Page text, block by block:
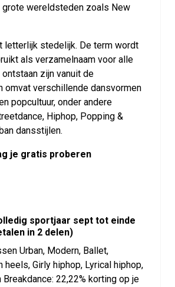
grote wereldsteden zoals New
letterlijk stedelijk. De term wordt
als verzamelnaam voor alle
zijn vanuit de
omvat verschillende dansvormen
popcultuur, onder andere
Hiphop, Popping &
dansstijlen.
je gratis proberen
sportjaar sept tot einde
in 2 delen)
Urban, Modern, Ballet,
heels, Girly hiphop, Lyrical hiphop,
Breakdance: 22,22% korting op je